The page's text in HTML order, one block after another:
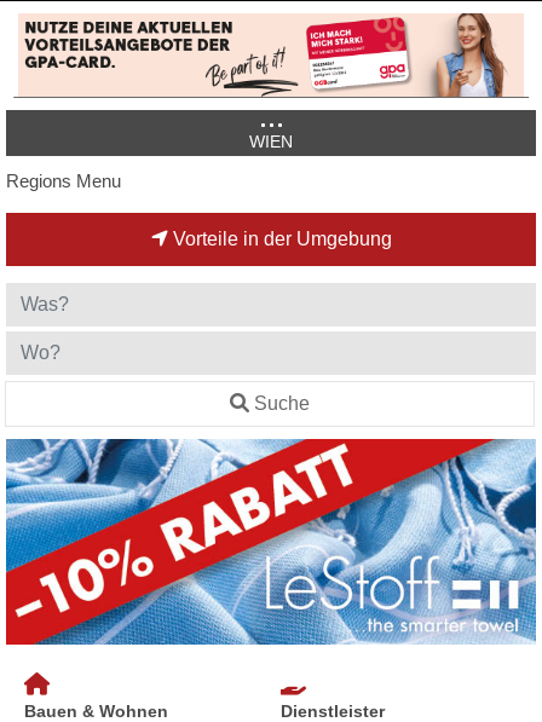
WIEN
Regions Menu
Vorteile in der Umgebung
Suche
Bauen & Wohnen Dienstleister